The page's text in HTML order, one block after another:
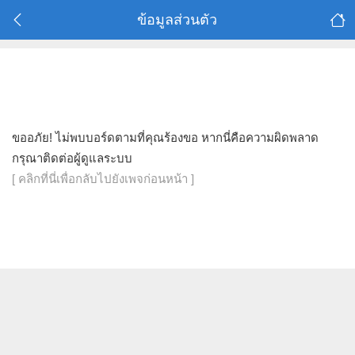
ข้อมูลส่วนตัว
ขออภัย! ไม่พบบอร์ดตามที่คุณร้องขอ หากนี่คือความผิดพลาด
กรุณาติดต่อผู้ดูแลระบบ
[ คลิกที่นี่เพื่อกลับไปยังเพจก่อนหน้า ]